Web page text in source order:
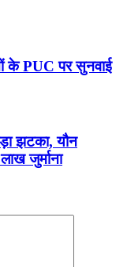
के PUC पर सुनवाई
झटका, यौन
जुर्माना